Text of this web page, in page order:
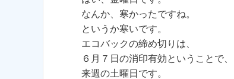
なんか、寒かったですね。
というか寒いです。
エコバックの締め切りは、
６月７日の消印有効ということで、
来週の土曜日です。